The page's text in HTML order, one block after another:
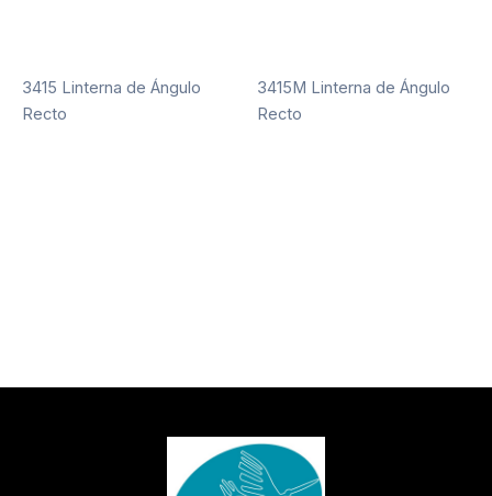
3415 Linterna de Ángulo
Recto
3415M Linterna de Ángulo
Recto